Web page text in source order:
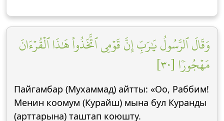
وَقَالَ ٱلرَّسُولُ يَٰرَبِّ إِنَّ قَوۡمِي ٱتَّخَذُواْ هَٰذَا ٱلۡقُرۡءَانَ
مَهۡجُورٗا [٣٠]
Пайгамбар (Мухаммад) айтты: «Оо, Раббим!
Менин коомум (Курайш) мына бул Куранды
(арттарына) таштап коюшту.